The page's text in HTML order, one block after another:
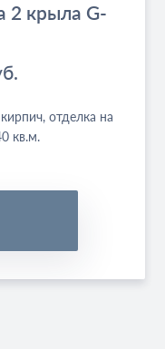
2 крыла G-
отделка на
кв.м.